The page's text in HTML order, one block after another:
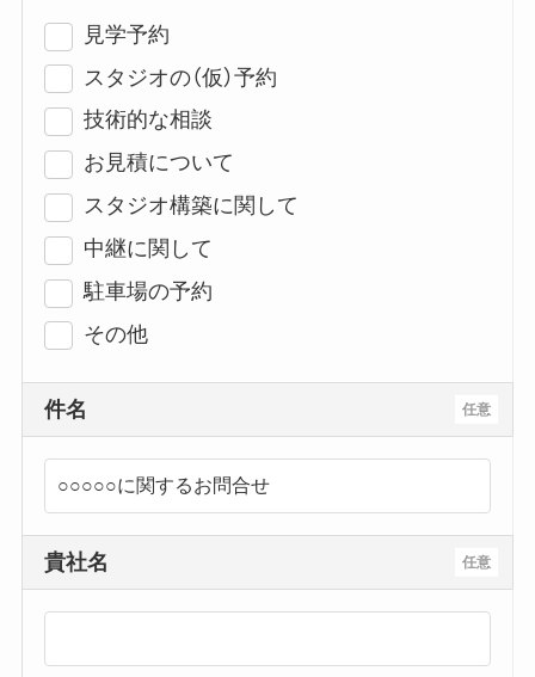
見学予約
スタジオの（仮）予約
技術的な相談
お見積について
スタジオ構築に関して
中継に関して
駐車場の予約
その他
任意
件名
任意
貴社名